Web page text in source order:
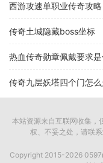
西游攻速单职业传奇攻略
传奇土城隐藏boss坐标
热血传奇勋章佩戴要求是
传奇九层妖塔四个门怎么
本站资源来自互联网收集，
权、不妥之处，请联
Copyright 2015-2026